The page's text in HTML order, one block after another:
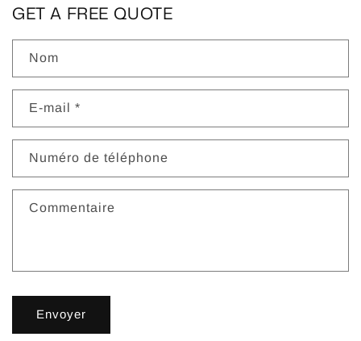
GET A FREE QUOTE
Nom
E-mail *
Numéro de téléphone
Commentaire
Envoyer